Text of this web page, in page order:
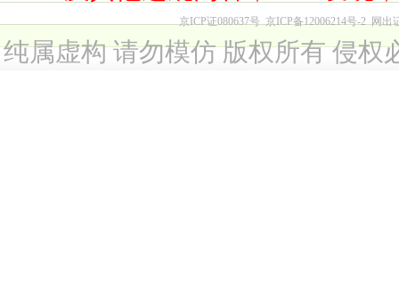
京ICP证080637号 京ICP备12006214号-2 网出
纯属虚构 请勿模仿 版权所有 侵权